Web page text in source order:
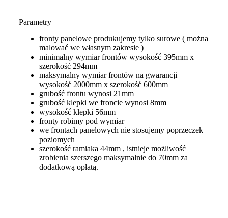
Parametry
fronty panelowe produkujemy tylko surowe ( można
malować we własnym zakresie )
minimalny wymiar frontów wysokość 395mm x
szerokość 294mm
maksymalny wymiar frontów na gwarancji
wysokość 2000mm x szerokość 600mm
grubość frontu wynosi 21mm
grubość klepki we froncie wynosi 8mm
wysokość klepki 56mm
fronty robimy pod wymiar
we frontach panelowych nie stosujemy poprzeczek
poziomych
szerokość ramiaka 44mm , istnieje możliwość
zrobienia szerszego maksymalnie do 70mm za
dodatkową opłatą.